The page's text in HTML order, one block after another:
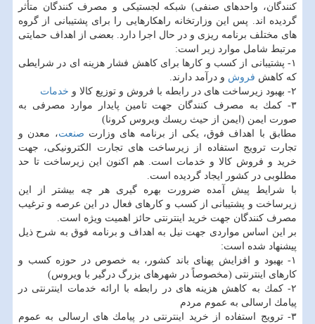
كنندگان، واحدهای صنفی) شبكه لجستیكی و مصرف كنندگان متأثر
گردیده اند. پس این وزارتخانه راهكارهایی را برای پشتیبانی از گروه
های مختلف برنامه ریزی و در حال اجرا دارد. بعضی از اهداف حمایتی
مرتبط شامل موارد زیر است:
۱- پشتیبانی از كسب و كارها برای كاهش فشار هزینه ای در شرایطی
كه كاهش فروش و درآمد دارند.
۲- بهبود زیرساخت های در رابطه با فروش و توزیع كالا و
خدمات
۳- كمك به مصرف كنندگان جهت تامین پایدار موارد مصرفی به
صورت ایمن (ایمن از حیث ریسك ویروس كرونا)
مطابق با اهداف فوق، یكی از برنامه های وزارت صنعت، معدن و
تجارت ترویج استفاده از زیرساخت های تجارت الكترونیكی، جهت
خرید و فروش كالا و خدمات است. هم اكنون این زیرساخت تا حد
مطلوبی در كشور ایجاد گردیده است.
با شرایط پیش آمده ضرورت بهره گیری هر چه بیشتر از این
زیرساخت و پشتیبانی از كسب و كارهای فعال در این عرصه و ترغیب
مصرف كنندگان جهت خرید اینترنتی حائز اهمیت ویژه است.
بر این اساس مواردی جهت نیل به اهداف و برنامه فوق به شرح ذیل
پیشنهاد شده است:
۱- بهبود و افزایش پهنای باند كشور، به خصوص در حوزه كسب و
كارهای اینترنتی (مخصوصاً در شهرهای بزرگ درگیر با ویروس)
۲- كمك به كاهش هزینه های در رابطه با ارائه خدمات اینترنتی در
پیامك ارسالی به عموم مردم
۳- ترویج استفاده از خرید اینترنتی در پیامك های ارسالی به عموم